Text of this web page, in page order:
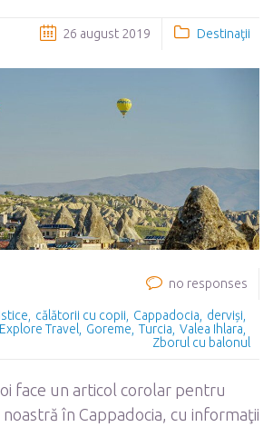
26 august 2019 Destinaţii
no responses
călătorii cu copii Cappadocia
derviși
Explore Travel Goreme Turcia Valea Ihlara
Zborul cu balonul
face un articol corolar pentru
în Cappadocia, cu informaţii